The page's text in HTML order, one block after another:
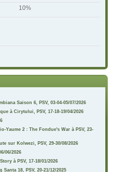
10%
Saison 6, PSV, 03-04-05/07/2026
à Cirytului, PSV, 17-18-19/04/2026
Yaume 2 : The Fondue's War à PSV, 23-
sur Kolwezi, PSV, 29-30/08/2026
06/2026
à PSV, 17-18/01/2026
18, PSV, 20-21/12/2025